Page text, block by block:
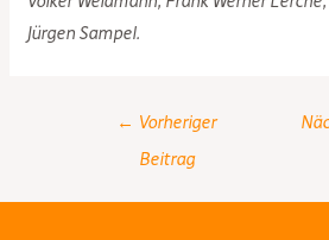
Jürgen Sampel.
navigation
← Vorheriger
Beitrag